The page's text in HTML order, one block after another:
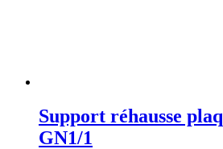
Support réhausse
GN1/1